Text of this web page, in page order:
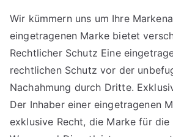
Wir kümmern uns um Ihre
eingetragenen Marke bietet
Rechtlicher Schutz Eine
rechtlichen Schutz vor der
Nachahmung durch Dritte.
Der Inhaber einer eingetragenen
exklusive Recht, die Marke für die